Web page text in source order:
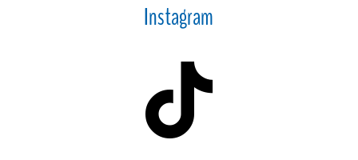
Instagram
